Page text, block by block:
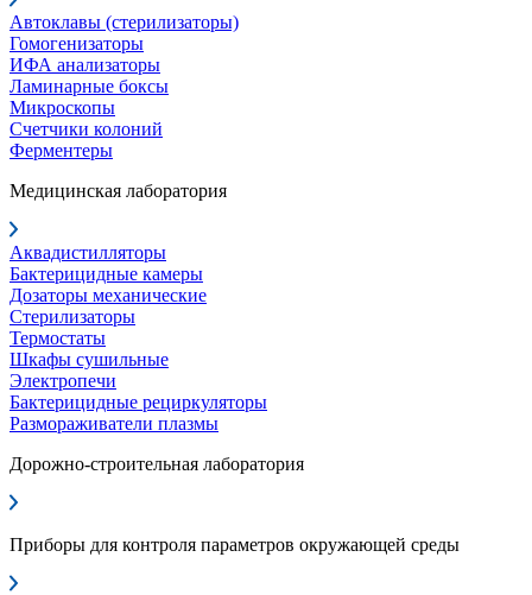
Автоклавы (стерилизаторы)
Гомогенизаторы
ИФА анализаторы
Ламинарные боксы
Микроскопы
Счетчики колоний
Ферментеры
Медицинская лаборатория
Аквадистилляторы
Бактерицидные камеры
Дозаторы механические
Стерилизаторы
Термостаты
Шкафы сушильные
Электропечи
Бактерицидные рециркуляторы
Размораживатели плазмы
Дорожно-строительная лаборатория
Приборы для контроля параметров окружающей среды